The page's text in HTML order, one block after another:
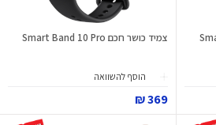
צמיד כושר חכם Smart Band 10 Pro
הוסף להשוואה
369 ₪